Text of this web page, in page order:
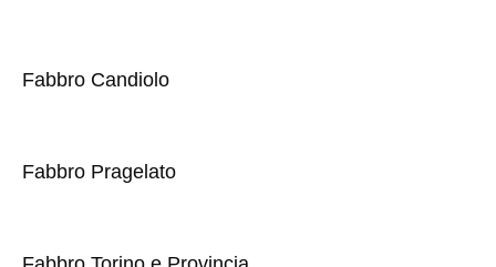
Fabbro Candiolo
Fabbro Pragelato